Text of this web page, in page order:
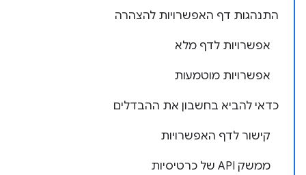
התנהגות דף האפשרויות להצהרה
אפשרויות לדף מלא
אפשרויות מוטמעות
כדאי להביא בחשבון את ההבדלים
קישור לדף האפשרויות
ממשק API של כרטיסיות